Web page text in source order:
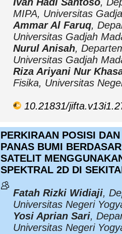
MIPA, Universitas
Ammar Al Faruq,
Universitas Gadjah
Nurul Anisah,
Universitas Gadjah
Riza Ariyani Nur
Fisika, Universitas
10.21831/
PERKIRAAN POSISI
PANAS BUMI
SATELIT
SPEKTRAL 2D DI
Fatah Rizki Widiaji,
Universitas Negeri
Yosi Aprian Sari,
Universitas Negeri